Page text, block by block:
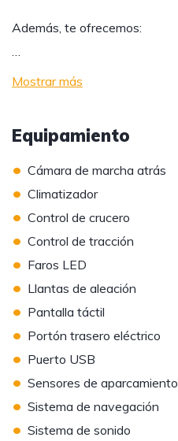
Además, te ofrecemos:
…
Mostrar más
Equipamiento
• Cámara de marcha atrás
• Climatizador
• Control de crucero
• Control de tracción
• Faros LED
• Llantas de aleación
• Pantalla táctil
• Portón trasero eléctrico
• Puerto USB
• Sensores de aparcamiento
• Sistema de navegación
• Sistema de sonido